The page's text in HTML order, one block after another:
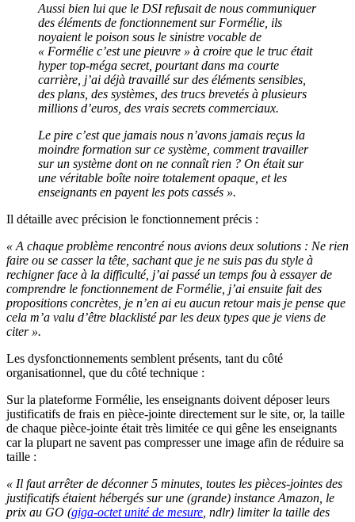
Aussi bien lui que le DSI refusait de nous communiquer
des éléments de fonctionnement sur Formélie, ils
noyaient le poison sous le sinistre vocable de
« Formélie c’est une pieuvre » à croire que le truc était
hyper top-méga secret, pourtant dans ma courte
carrière, j’ai déjà travaillé sur des éléments sensibles,
des plans, des systèmes, des trucs brevetés à plusieurs
millions d’euros, des vrais secrets commerciaux.
Le pire c’est que jamais nous n’avons jamais reçus la
moindre formation sur ce système, comment travailler
sur un système dont on ne connaît rien ? On était sur
une véritable boîte noire totalement opaque, et les
enseignants en payent les pots cassés ».
Il détaille avec précision le fonctionnement précis :
« A chaque problème rencontré nous avions deux solutions : Ne rien
faire ou se casser la tête, sachant que je ne suis pas du style à
rechigner face à la difficulté, j’ai passé un temps fou à essayer de
comprendre le fonctionnement de Formélie, j’ai ensuite fait des
propositions concrètes, je n’en ai eu aucun retour mais je pense que
cela m’a valu d’être blacklisté par les deux types que je viens de
citer ».
Les dysfonctionnements semblent présents, tant du côté
organisationnel, que du côté technique :
Sur la plateforme Formélie, les enseignants doivent déposer leurs
justificatifs de frais en pièce-jointe directement sur le site, or, la taille
de chaque pièce-jointe était très limitée ce qui gêne les enseignants
car la plupart ne savent pas compresser une image afin de réduire sa
taille :
« Il faut arrêter de déconner 5 minutes, toutes les pièces-jointes des
justificatifs étaient hébergés sur une (grande) instance Amazon, le
prix au GO (giga-octet unité de mesure , ndlr) limiter la taille des